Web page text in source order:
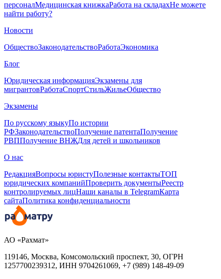
персоналМедицинская книжкаРабота на складахНе можете
найти работу?
Новости
ОбществоЗаконодательствоРаботаЭкономика
Блог
Юридическая информацияЭкзамены для
мигрантовРаботаСпортСтильЖильеОбщество
Экзамены
По русскому языкуПо истории
РФЗаконодательствоПолучение патентаПолучение
РВППолучение ВНЖДля детей и школьников
О нас
РедакцияВопросы юристуПолезные контактыТОП
юридических компанийПроверить документыРеестр
контролируемых лицНаши каналы в TelegramКарта
сайтаПолитика конфиденциальности
АО «Рахмат»
119146, Москва, Комсомольский проспект, 30, ОГРН
1257700239312, ИНН 9704261069, +7 (989) 148-49-09